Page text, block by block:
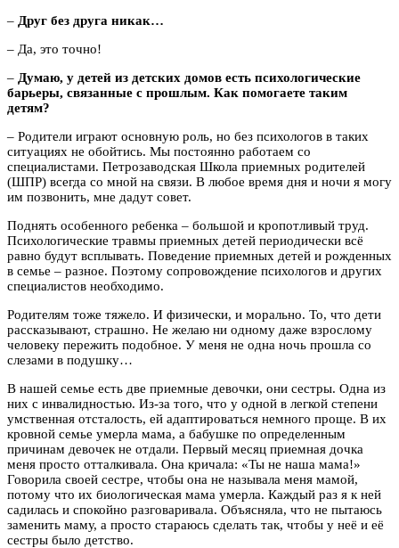
– Друг без друга никак…
– Да, это точно!
– Думаю, у детей из детских домов есть психологические
барьеры, связанные с прошлым. Как помогаете таким
детям?
– Родители играют основную роль, но без психологов в таких
ситуациях не обойтись. Мы постоянно работаем со
специалистами. Петрозаводская Школа приемных родителей
(ШПР) всегда со мной на связи. В любое время дня и ночи я могу
им позвонить, мне дадут совет.
Поднять особенного ребенка – большой и кропотливый труд.
Психологические травмы приемных детей периодически всё
равно будут всплывать. Поведение приемных детей и рожденных
в семье – разное. Поэтому сопровождение психологов и других
специалистов необходимо.
Родителям тоже тяжело. И физически, и морально. То, что дети
рассказывают, страшно. Не желаю ни одному даже взрослому
человеку пережить подобное. У меня не одна ночь прошла со
слезами в подушку…
В нашей семье есть две приемные девочки, они сестры. Одна из
них с инвалидностью. Из-за того, что у одной в легкой степени
умственная отсталость, ей адаптироваться немного проще. В их
кровной семье умерла мама, а бабушке по определенным
причинам девочек не отдали. Первый месяц приемная дочка
меня просто отталкивала. Она кричала: «Ты не наша мама!»
Говорила своей сестре, чтобы она не называла меня мамой,
потому что их биологическая мама умерла. Каждый раз я к ней
садилась и спокойно разговаривала. Объясняла, что не пытаюсь
заменить маму, а просто стараюсь сделать так, чтобы у неё и её
сестры было детство.